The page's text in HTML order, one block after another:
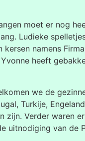
moet er nog
Ludieke
kersen namens
heeft
we de
Turkije,
zijn. Verder waren
uitnodiging van de